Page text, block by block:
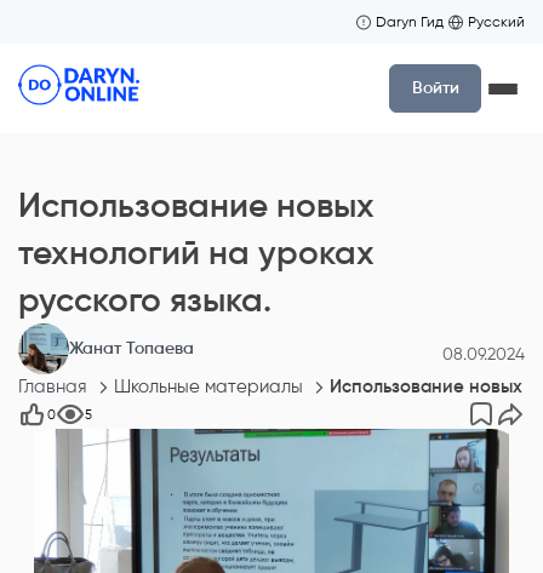
Daryn Гид Русский
Войти
Использование новых
технологий на уроках
русского языка.
Жанат Топаева 08.09.2024
Главная Школьные материалы Использование новых
0 5